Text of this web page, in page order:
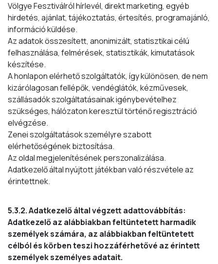
Völgye Fesztiválról hírlevél, direkt marketing, egyéb
hirdetés, ajánlat, tájékoztatás, értesítés, programajánló,
információ küldése.
Az adatok összesített, anonimizált, statisztikai célú
felhasználása, felmérések, statisztikák, kimutatások
készítése.
A honlapon elérhető szolgáltatók, így különösen, de nem
kizárólagosan fellépők, vendéglátók, kézművesek,
szállásadók szolgáltatásainak igénybevételhez
szükséges, hálózaton keresztül történő regisztráció
elvégzése.
Zenei szolgáltatások személyre szabott
elérhetőségének biztosítása.
Az oldal megjelenítésének perszonalizálása.
Adatkezelő által nyújtott játékban való részvétele az
érintettnek.
5.3.2. Adatkezelő által végzett adattovábbítás:
Adatkezelő az alábbiakban feltüntetett harmadik
személyek számára, az alábbiakban feltüntetett
célból és körben teszi hozzáférhetővé az érintett
személyek személyes adatait.